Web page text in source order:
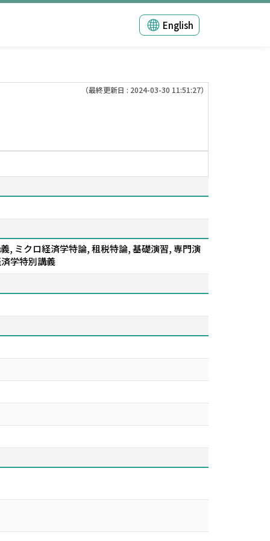
English
（最終更新日 : 2024-03-30 11:51:27）
, ミクロ経済学特論, 租税特論, 基礎演習, 専門演
学特別講義